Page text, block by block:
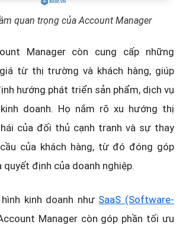
quan trọng của Account Manager
Manager còn cung cấp những
từ thị trường và khách hàng, giúp
hướng phát triển sản phẩm, dịch vụ
doanh. Họ nắm rõ xu hướng thị
của đối thủ cạnh tranh và sự thay
của khách hàng, từ đó đóng góp
quyết định của doanh nghiệp.
kinh doanh như SaaS (Software-
Manager còn góp phần tối ưu